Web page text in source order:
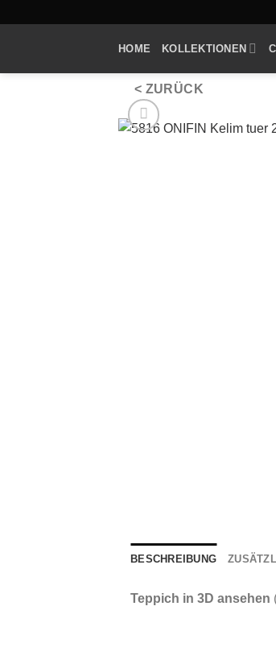
HOME KOLLEKTIONEN
< ZURÜCK
BESCHREIBUNG
Teppich in 3D ansehen